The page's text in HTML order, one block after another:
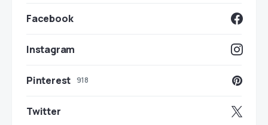
Facebook
Instagram
Pinterest 918
Twitter